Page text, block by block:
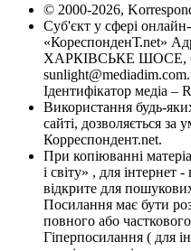
© 2000-2026,
Суб'єкт у сфері
«КореспонденТ.net»
ХАРКІВСЬКЕ ШОСЕ,
Ідентифікатор медіа –
Використання будь-
сайті, дозволяється за
Корреспондент.net.
При копіюванні
і світу» , для інтернет
відкрите для
Посилання має бути
повного або
Гіперпосилання ( для